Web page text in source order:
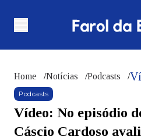
Home /Notícias /Podcasts /
Podcasts
Vídeo: No episódio
Cáscio Cardoso